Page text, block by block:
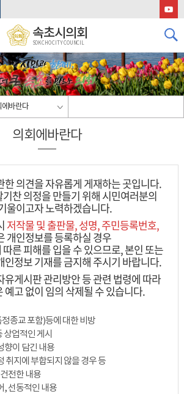
속초시의회
SOKCHO CITY COUNCIL
에바란다
의회에바란다
한 의견을 자유롭게 게재하는 곳입니다.
찬 의정을 만들기 위해 시민여러분의
울이고자 노력하겠습니다.
저작물 및 출판물, 성명, 주민등록번호,
개인정보를 등록하실 경우
른 피해를 입을 수 있으므로, 본인 또는
인정보 기재를 금지해 주시기 바랍니다.
유게시판 관리방안 등 관련 법령에 따라
예고 없이 임의 삭제될 수 있습니다.
종교 포함)등에 대한 비방
상업적인 게시
향이 담긴 내용
취지에 부합되지 않을 경우 등
전한 내용
, 선동적인 내용